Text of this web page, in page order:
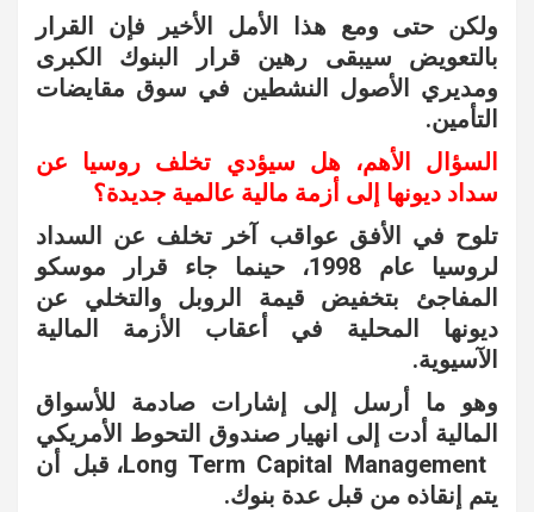
ولكن حتى ومع هذا الأمل الأخير فإن القرار
بالتعويض سيبقى رهين قرار البنوك الكبرى
ومديري الأصول النشطين في سوق مقايضات
التأمين.
السؤال الأهم، هل سيؤدي تخلف روسيا عن
سداد ديونها إلى أزمة مالية عالمية جديدة؟
تلوح في الأفق عواقب آخر تخلف عن السداد
لروسيا عام 1998، حينما جاء قرار موسكو
المفاجئ بتخفيض قيمة الروبل والتخلي عن
ديونها المحلية في أعقاب الأزمة المالية
الآسيوية.
وهو ما أرسل إلى إشارات صادمة للأسواق
المالية أدت إلى انهيار صندوق التحوط الأمريكي
Long Term Capital Management، قبل أن
يتم إنقاذه من قبل عدة بنوك.